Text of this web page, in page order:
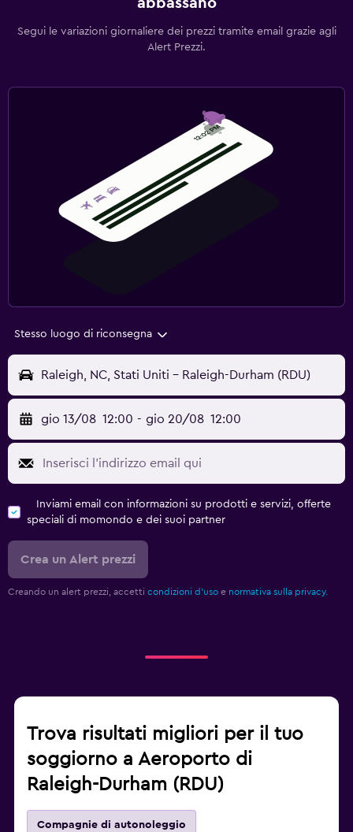
abbassano
Segui le variazioni giornaliere dei prezzi tramite email grazie agli
Alert Prezzi.
Stesso luogo di riconsegna
Raleigh, NC, Stati Uniti - Raleigh-Durham (RDU)
gio 13/08 12:00 - gio 20/08 12:00
Inviami email con informazioni su prodotti e servizi, offerte
speciali di momondo e dei suoi partner
Crea un Alert prezzi
Creando un alert prezzi, accetti condizioni d'uso e normativa sulla privacy.
Trova risultati migliori per il tuo
soggiorno a Aeroporto di
Raleigh-Durham (RDU)
Compagnie di autonoleggio